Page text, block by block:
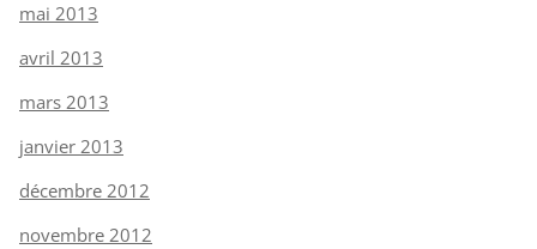
mai 2013
avril 2013
mars 2013
janvier 2013
décembre 2012
novembre 2012